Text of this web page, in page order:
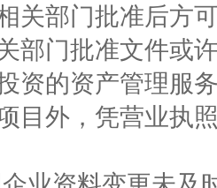
关部门批准后方
部门批准文件或
资的资产管理服
目外，凭营业执